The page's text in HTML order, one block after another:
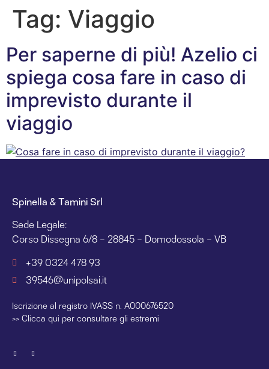
Tag: Viaggio
Per saperne di più! Azelio ci
spiega cosa fare in caso di
imprevisto durante il
viaggio
Spinella & Tamini Srl
Sede Legale:
Corso Dissegna 6/8 – 28845 – Domodossola – VB
+39 0324 478 93
39546@unipolsai.it
Iscrizione al registro IVASS n. A000676520
>> Clicca qui per consultare gli estremi